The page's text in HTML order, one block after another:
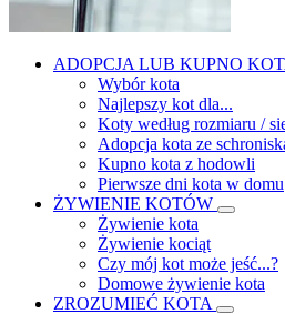
ADOPCJA LUB KUPNO
Wybór kota
Najlepszy kot dla...
Koty według rozmiaru /
Adopcja kota ze
Kupno kota z hodowli
Pierwsze dni kota w domu
ŻYWIENIE KOTÓW
Żywienie kota
Żywienie kociąt
Czy mój kot może jeść...?
Domowe żywienie kota
ZROZUMIEĆ KOTA